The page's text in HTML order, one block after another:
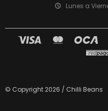
Lunes a
© Copyright 2026 / Chilli Beans